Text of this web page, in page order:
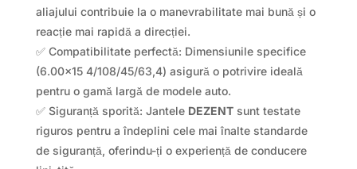
aliajului contribuie la o manevrabilitate mai bună și o
reacție mai rapidă a direcției.
✅ Compatibilitate perfectă: Dimensiunile specifice
(6.00×15 4/108/45/63,4) asigură o potrivire ideală
pentru o gamă largă de modele auto.
✅ Siguranță sporită: Jantele DEZENTsunt testate
riguros pentru a îndeplini cele mai înalte standarde
de siguranță, oferindu-ți o experiență de conducere